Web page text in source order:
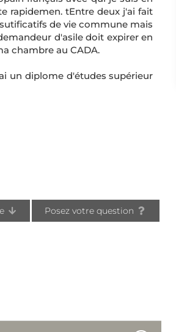
rapidemen. tEntre deux j'ai fait
de vie commune mais
d'asile doit expirer en
chambre au CADA.
un diplome d'études supérieur
Posez votre question